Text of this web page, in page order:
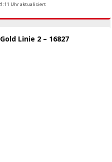
Uhr aktualisiert
Linie 2 – 16827